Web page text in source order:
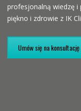
profesjonalną wiedzę i
piękno i zdrowie z IK
Umów się na konsultację